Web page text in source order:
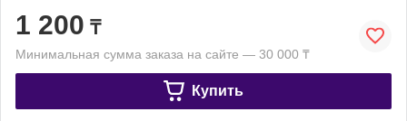
1 200 ₸
Минимальная сумма заказа на сайте — 30 000 ₸
Купить